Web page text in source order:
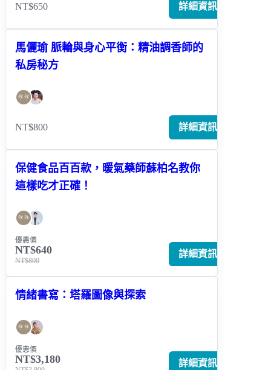
NT$650 詳細資訊
馬儷瑜 脈輪與身心平衡：精油調香師的
私房秘方
NT$800 詳細資訊
保健食品百百款，暖氣藥師蘇柏名教你
這樣吃才正確！
優惠價
NT$640
NT$800
詳細資訊
情緒書寫：塔羅圖像與探索
優惠價
NT$3,180 詳細資訊